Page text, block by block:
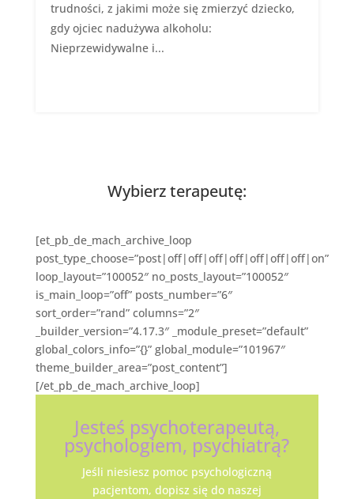
trudności, z jakimi może się zmierzyć dziecko,
gdy ojciec nadużywa alkoholu:
Nieprzewidywalne i...
Wybierz terapeutę:
[et_pb_de_mach_archive_loop
post_type_choose=”post|off|off|off|off|off|off|off|on”
loop_layout=”100052″ no_posts_layout=”100052″
is_main_loop=”off” posts_number=”6″
sort_order=”rand” columns=”2″
_builder_version=”4.17.3″ _module_preset=”default”
global_colors_info=”{}” global_module=”101967″
theme_builder_area=”post_content”]
[/et_pb_de_mach_archive_loop]
Jesteś psychoterapeutą,
psychologiem, psychiatrą?
Jeśli niesiesz pomoc psychologiczną
pacjentom, dopisz się do naszej